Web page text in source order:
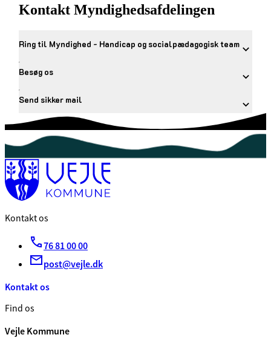
Kontakt Myndighedsafdelingen
Ring til Myndighed - Handicap og socialpædagogisk team
Besøg os
Send sikker mail
Kontakt os
76 81 00 00
post@vejle.dk
Kontakt os
Find os
Vejle Kommune